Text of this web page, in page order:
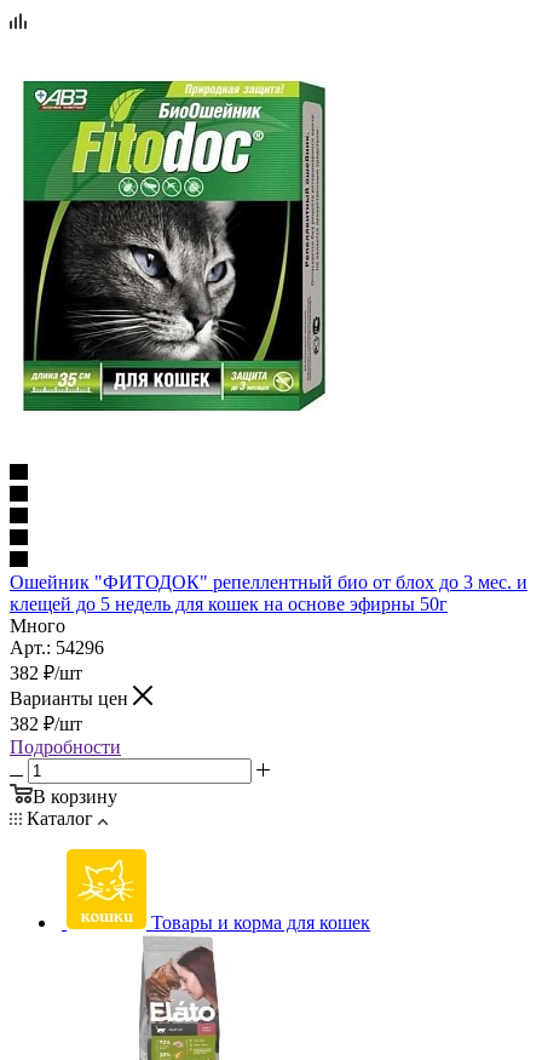
Ошейник "ФИТОДОК" репеллентный био от блох до 3 мес. и
клещей до 5 недель для кошек на основе эфирны 50г
Много
Арт.: 54296
382 ₽/шт
Варианты цен
382 ₽/шт
Подробности
В корзину
Каталог
Товары и корма для кошек